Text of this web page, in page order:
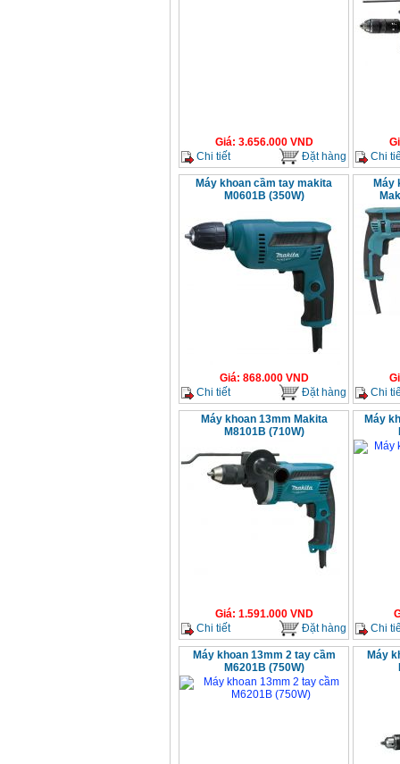
Giá: 3.656.000VND
Chi tiết
Đặt hàng
Chi
Máy khoan cầm tay makita
M0601B (350W)
Giá: 868.000VND
Chi tiết
Đặt hàng
Máy
Chi
Máy khoan 13mm Makita
M8101B (710W)
Giá: 1.591.000VND
Chi tiết
Đặt hàng
Máy
Chi
Máy khoan 13mm 2 tay cầm
M6201B (750W)
Máy